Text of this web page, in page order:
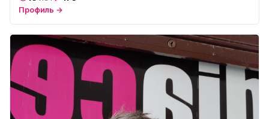
Юмедиа во Всеволожске
Профиль →